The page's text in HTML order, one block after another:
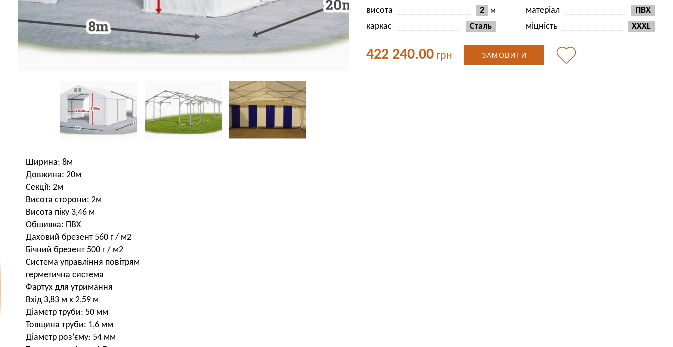
висота 2 м матеріал
ПВХ
каркас
Сталь міцність XXXL
422 240.00 грн ЗАМОВИТИ
Ширина: 8м
Довжина: 20м
Секції: 2м
Висота сторони: 2м
Висота піку 3,46 м
Обшивка: ПВХ
Даховий брезент 560 г / м2
Бічний брезент 500 г / м2
Система управління повітрям
герметична система
Фартух для утримання
Вхід 3,83 м x 2,59 м
Діаметр труби: 50 мм
Товщина труби: 1,6 мм
Діаметр роз’єму: 54 мм